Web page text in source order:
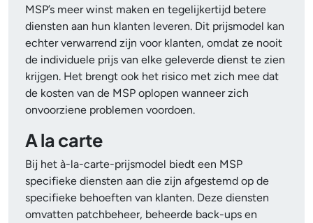
MSP’s meer winst maken en tegelijkertijd betere
diensten aan hun klanten leveren. Dit prijsmodel kan
echter verwarrend zijn voor klanten, omdat ze nooit
de individuele prijs van elke geleverde dienst te zien
krijgen. Het brengt ook het risico met zich mee dat
de kosten van de MSP oplopen wanneer zich
onvoorziene problemen voordoen.
A la carte
Bij het à-la-carte-prijsmodel biedt een MSP
specifieke diensten aan die zijn afgestemd op de
specifieke behoeften van klanten. Deze diensten
omvatten patchbeheer, beheerde back-ups en